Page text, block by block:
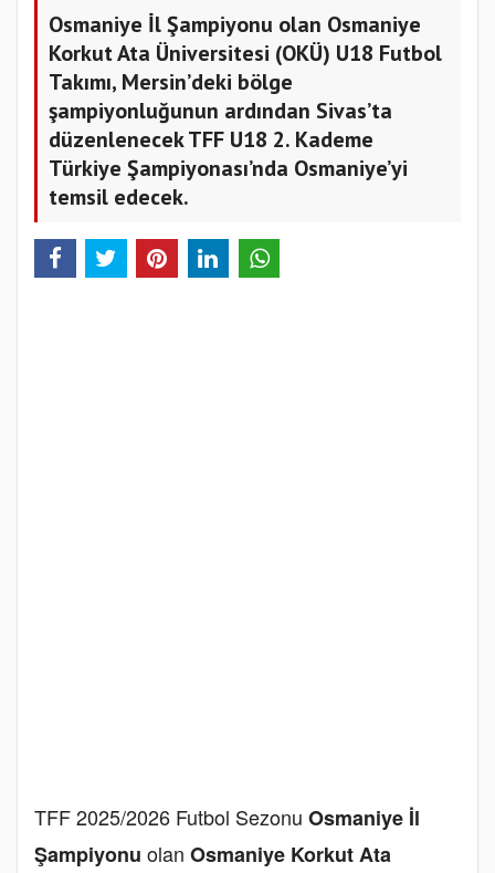
Osmaniye İl Şampiyonu olan Osmaniye
Korkut Ata Üniversitesi (OKÜ) U18 Futbol
Takımı, Mersin’deki bölge
şampiyonluğunun ardından Sivas’ta
düzenlenecek TFF U18 2. Kademe
Türkiye Şampiyonası’nda Osmaniye’yi
temsil edecek.
TFF 2025/2026 Futbol Sezonu Osmaniye İl
Şampiyonu olan Osmaniye Korkut Ata